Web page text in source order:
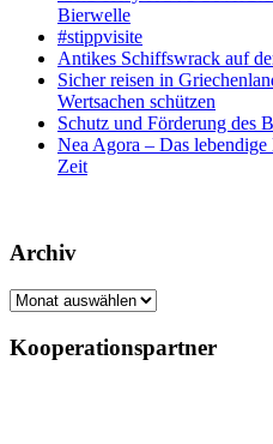
Bierwelle
#stippvisite
Antikes Schiffswrack auf
Sicher reisen in
Wertsachen schützen
Schutz und Förderung des
Nea Agora – Das
Zeit
Archiv
Archiv
Kooperationspartner